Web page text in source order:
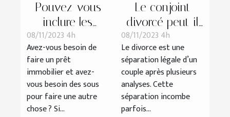
Pouvez-vous
inclure les
travaux à votre
prêt immobilier ?
08/11/2023 4h
Avez-vous besoin de
faire un prêt
immobilier et avez-
vous besoin des sous
pour faire une autre
chose ? Si...
Le conjoint
divorcé peut-il
bénéficier de la
pension de
réversion ?
08/11/2023 4h
Le divorce est une
séparation légale d’un
couple après plusieurs
analyses. Cette
séparation incombe
parfois...